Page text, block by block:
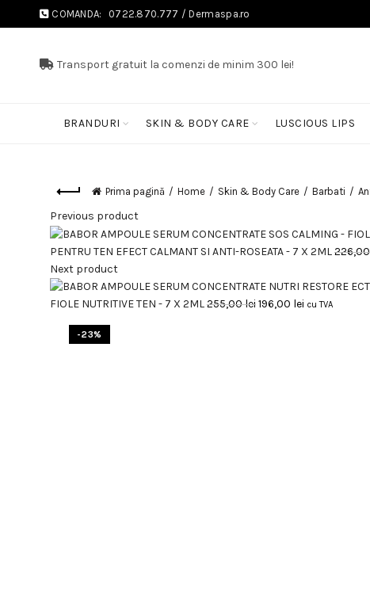
COMANDA: 0722.870.777 /Dermaspa.ro
Transport gratuit la comenzi de minim 300 lei!
BRANDURI SKIN & BODY CARE LUSCIOUS LIPS
Prima pagină Home Skin & Body Care Barbati
Previous product
PENTRU TEN EFECT CALMANT SI ANTI-ROSEATA - 7 X 2ML
Next product
FIOLE NUTRITIVE TEN - 7 X 2ML255,00leiPrețul
196,00 leiPrețul
cu TVA
-23%